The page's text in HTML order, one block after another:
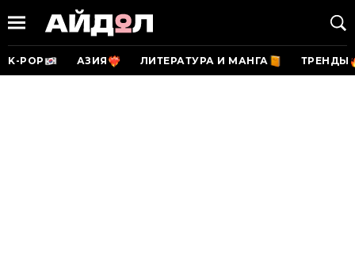
K-POP АЗИЯ ЛИТЕРАТУРА И МАНГА ТРЕНДЫ